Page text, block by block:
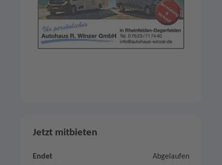
Jetzt mitbieten
Endet
Abgelaufen